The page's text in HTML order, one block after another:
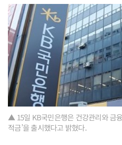
▲ 15일 KB국민은행은 건강관리와 금
적금’을 출시했다고 밝혔다.